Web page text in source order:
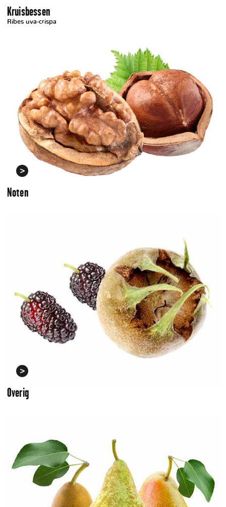
Kruisbessen
Ribes uva-crispa
Noten
Overig